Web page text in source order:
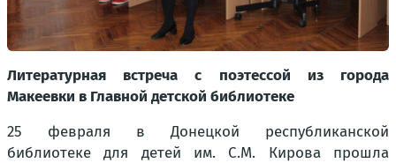
Литературная встреча с поэтессой из города
Макеевки в Главной детской библиотеке
25 февраля в Донецкой республиканской
библиотеке для детей им. С.М. Кирова прошла